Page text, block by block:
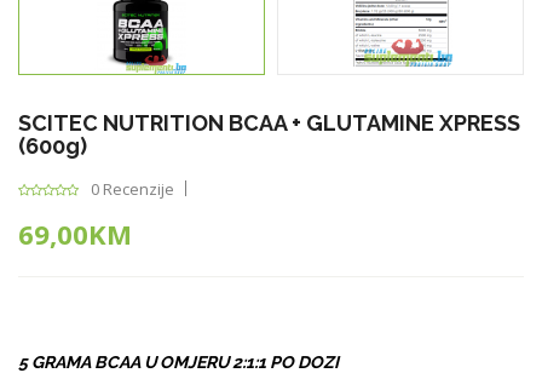
SCITEC NUTRITION BCAA + GLUTAMINE XPRESS
(600g)
0 Recenzije
69,00KM
5 GRAMA BCAA U OMJERU 2:1:1 PO DOZI